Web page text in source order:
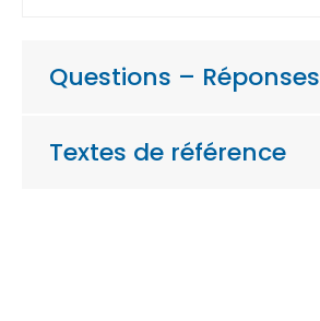
Questions – Réponses
Textes de référence